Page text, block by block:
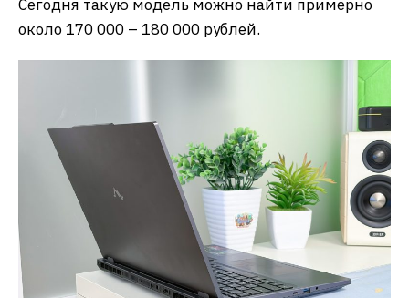
Сегодня такую модель можно найти примерно
около 170 000 – 180 000 рублей.